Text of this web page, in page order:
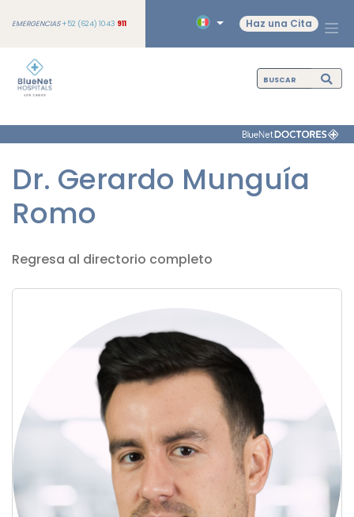
EMERGENCIAS+52 (624) 1043 911 Haz una Cita
Dr. Gerardo Munguía
Romo
Regresa al directorio completo